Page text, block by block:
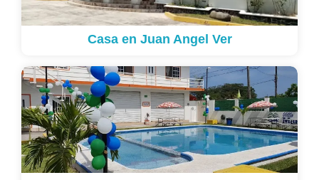
Casa en Juan Angel Ver